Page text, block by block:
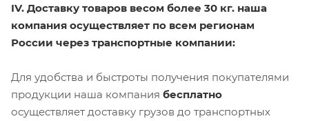
IV. Доставку товаров весом более 30 кг. наша
компания осуществляет по всем регионам
России через транспортные компании:
Для удобства и быстроты получения покупателями
продукции наша компания бесплатно
осуществляет доставку грузов до транспортных